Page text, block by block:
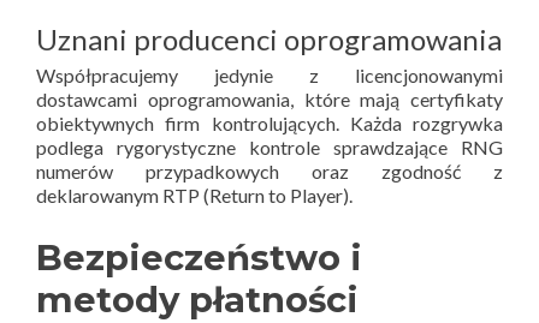
Uznani producenci oprogramowania
Współpracujemy jedynie z licencjonowanymi
dostawcami oprogramowania, które mają certyfikaty
obiektywnych firm kontrolujących. Każda rozgrywka
podlega rygorystyczne kontrole sprawdzające RNG
numerów przypadkowych oraz zgodność z
deklarowanym RTP (Return to Player).
Bezpieczeństwo i
metody płatności